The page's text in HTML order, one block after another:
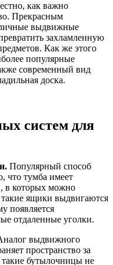
как важно
Прекрасным
выдвижные
захламленную
Как же этого
популярные
современный вид
доска.
систем для
Популярный способ
что тумба имеет
в которых можно
ящики выдвигаются
появляется
отдаленные уголки.
выдвижного
пространство за
бутылочницы не